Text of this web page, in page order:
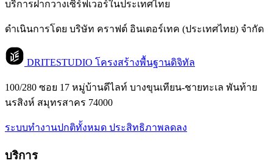
บริการฝากวางเซิร์ฟเวอร์ในประเทศไทย
ดำเนินการโดย บริษัท คราฟต์ อินเตอร์เทค (ประเทศไทย) จำกัด
DRITESTUDIO โครงสร้างพื้นฐานดิจิทัล
100/280 ซอย 17 หมู่บ้านดีไลท์ บางขุนเทียน-ชายทะเล พันท้าย
นรสิงห์ สมุทรสาคร 74000
ระบบทำงานปกติทั้งหมด ประสิทธิภาพลดลง
บริการ